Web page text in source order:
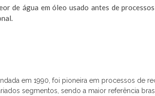
de água em óleo usado antes de
em 1990, foi pioneira em processos
segmentos, sendo a maior referência